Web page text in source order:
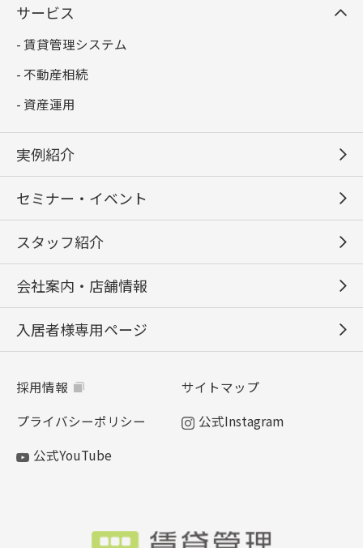
サービス
- 賃貸管理システム
- 不動産相続
- 資産運用
実例紹介
セミナー・イベント
スタッフ紹介
会社案内・店舗情報
入居者様専用ページ
採用情報
サイトマップ
プライバシーポリシー
公式Instagram
公式YouTube